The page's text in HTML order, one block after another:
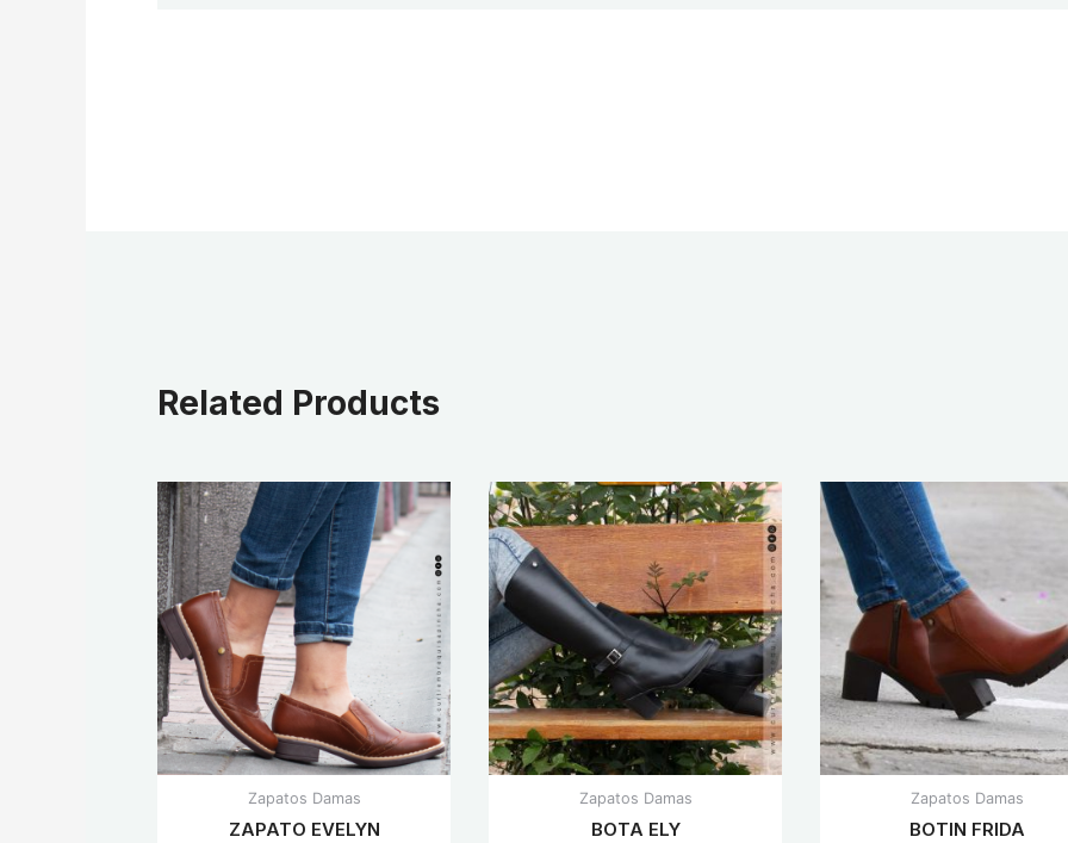
Related Products
Zapatos Damas
ZAPATO EVELYN
Zapatos Damas
BOTA ELY
Zapatos Damas
BOTIN FRIDA